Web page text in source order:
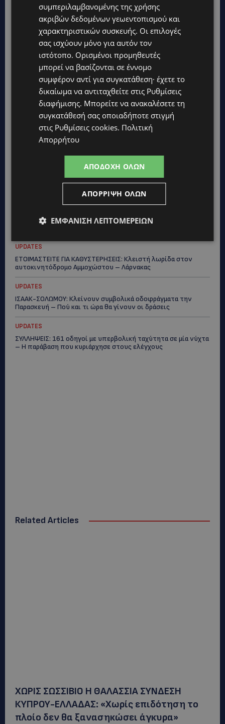
Topics
ΧΩΡΙΣ ΣΩΣΣΙΒΙΟ Η ΘΑΛΑΣΣΙΑ ΣΥΝΔΕΣΗ ΚΥΠΡΟΥ-ΕΛΛΑΔΑΣ:
«Χωρίς επιδότηση το πλοίο δεν θα ξανασηκώσει άγκυρα»
STORIES
ΜΑΡΙΝΟΣ ΚΩΝΣΤΑΝΤΙΝΙΔΗΣ: Οι πρωτοβουλίες για να
ξαναζωντανέψει η Μακαρίου και το κέντρο της Λευκωσίας-
(Βίντεο)
UPDATES
ΤΡΟΧΑΙΟ ΣΤΗΝ ΛΕΥΚΩΣΙΑ: Χειροπέδες και στη σύζυγο του
ΔΕΝ ΥΠΟΧΩΡΕΙ Ο ΚΑΥΣΩΝΑΣ: Νέα κίτρινη προειδοποίηση για
VIRAL: Κοράκι πήρε στο κυνήγι γυναίκα – Η απρόσμενη
επίθεση καταγράφηκε σε βίντεο
UPDATES
ΕΤΟΙΜΑΣΤΕΙΤΕ ΓΙΑ ΚΑΘΥΣΤΕΡΗΣΕΙΣ: Κλειστή λωρίδα στον
αυτοκινητόδρομο Αμμοχώστου – Λάρνακας
UPDATES
ΙΣΑΑΚ-ΣΟΛΩΜΟΥ: Κλείνουν συμβολικά οδοφράγματα την
Παρασκευή – Πού και τι ώρα θα γίνουν οι δράσεις
UPDATES
ΣΥΛΛΗΨΕΙΣ: 161 οδηγοί με υπερβολική ταχύτητα σε μία νύχτα
– Η παράβαση που κυριάρχησε στους ελέγχους
Related Articles
ΧΩΡΙΣ ΣΩΣΣΙΒΙΟ Η ΘΑΛΑΣΣΙΑ ΣΥΝΔΕΣΗ
ΚΥΠΡΟΥ-ΕΛΛΑΔΑΣ: «Χωρίς επιδότηση το
πλοίο δεν θα ξανασηκώσει άγκυρα»
συμπεριλαμβανομένης της χρήσης
ακριβών δεδομένων γεωεντοπισμού και
χαρακτηριστικών συσκευής. Οι επιλογές
σας ισχύουν μόνο για αυτόν τον
ιστότοπο. Ορισμένοι προμηθευτές
μπορεί να βασίζονται σε έννομο
συμφέρον αντί για συγκατάθεση· έχετε το
δικαίωμα να αντιταχθείτε στις Ρυθμίσεις
διαφήμισης. Μπορείτε να ανακαλέσετε τη
συγκατάθεσή σας οποιαδήποτε στιγμή
στις Ρυθμίσεις cookies. Πολιτική
Απορρήτου
ΑΠΟΔΟΧΉ ΌΛΩΝ
ΑΠΌΡΡΙΨΗ ΌΛΩΝ
ΕΜΦΆΝΙΣΗ ΛΕΠΤΟΜΕΡΕΙΏΝ